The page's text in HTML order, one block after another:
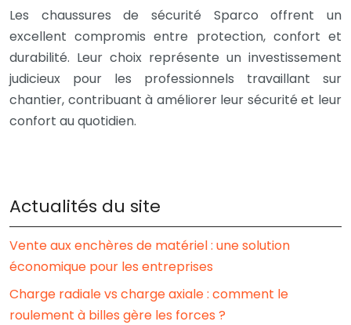
Les chaussures de sécurité Sparco offrent un
excellent compromis entre protection, confort et
durabilité. Leur choix représente un investissement
judicieux pour les professionnels travaillant sur
chantier, contribuant à améliorer leur sécurité et leur
confort au quotidien.
Actualités du site
Vente aux enchères de matériel : une solution
économique pour les entreprises
Charge radiale vs charge axiale : comment le
roulement à billes gère les forces ?